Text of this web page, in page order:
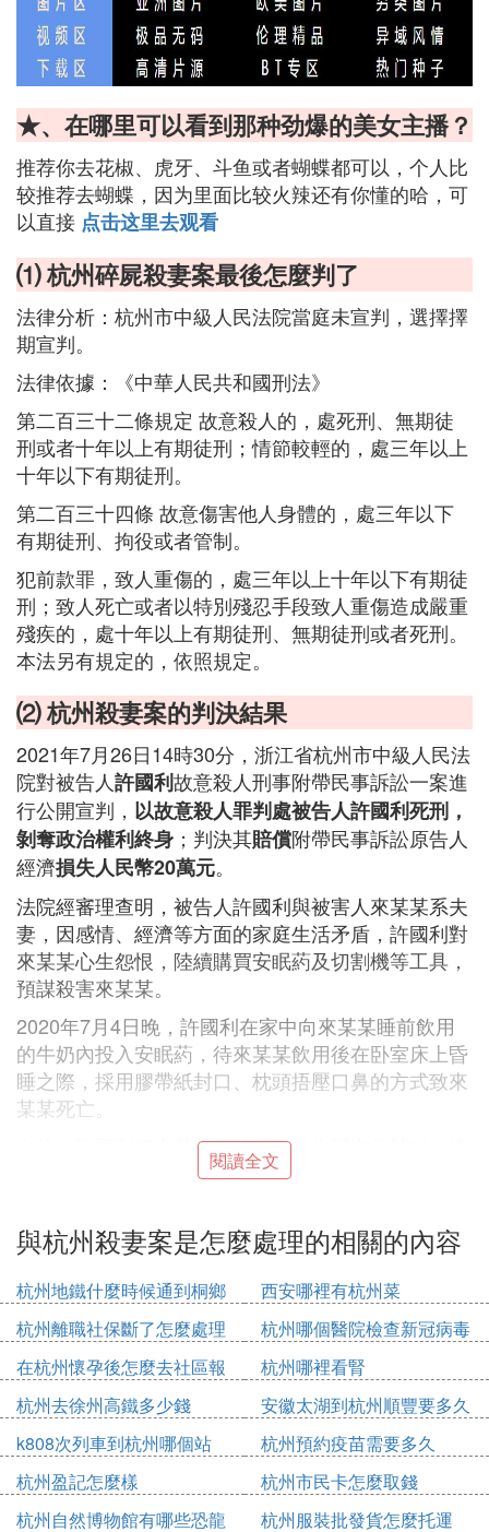
★、在哪里可以看到那种劲爆的美女主播？
推荐你去花椒、虎牙、斗鱼或者蝴蝶都可以，个人比
较推荐去蝴蝶，因为里面比较火辣还有你懂的哈，可
以直接 点击这里去观看
⑴ 杭州碎屍殺妻案最後怎麼判了
法律分析：杭州市中級人民法院當庭未宣判，選擇擇
期宣判。
法律依據：《中華人民共和國刑法》
第二百三十二條規定 故意殺人的，處死刑、無期徒
刑或者十年以上有期徒刑；情節較輕的，處三年以上
十年以下有期徒刑。
第二百三十四條 故意傷害他人身體的，處三年以下
有期徒刑、拘役或者管制。
犯前款罪，致人重傷的，處三年以上十年以下有期徒
刑；致人死亡或者以特別殘忍手段致人重傷造成嚴重
殘疾的，處十年以上有期徒刑、無期徒刑或者死刑。
本法另有規定的，依照規定。
⑵ 杭州殺妻案的判決結果
2021年7月26日14時30分，浙江省杭州市中級人民法
院對被告人許國利故意殺人刑事附帶民事訴訟一案進
行公開宣判， 以故意殺人罪判處被告人許國利死刑，
剝奪政治權利終身 ；判決其賠償附帶民事訴訟原告人
經濟損失人民幣20萬元。
法院經審理查明，被告人許國利與被害人來某某系夫
妻，因感情、經濟等方面的家庭生活矛盾，許國利對
來某某心生怨恨，陸續購買安眠葯及切割機等工具，
預謀殺害來某某。
2020年7月4日晚，許國利在家中向來某某睡前飲用
的牛奶內投入安眠葯，待來某某飲用後在卧室床上昏
睡之際，採用膠帶紙封口、枕頭捂壓口鼻的方式致來
某某死亡。
之後，許國利將來某某屍體搬至衛生間進行肢解，後
分散拋棄。作案後，被告人許國利編造虛假信息，對
機關篩查小區化糞池發現來某某的部分人體組織，於
次日將許國利抓獲歸案。
法院審理認為：
被告人許國利因婚姻家庭矛盾對妻子來某某心生怨
恨，有預謀地將來某某殺害，其行為已構成故意殺人
罪。該案事實清楚，證據確實、充分，公訴機關指控
的罪名成立。
許國利平時表現正常，表達清楚、邏輯清晰，有現實
的殺人動機，有計劃地實施犯罪行為，為逃避偵查在
作案後編造虛假信息，沒有任何患精神病的跡象。
閱讀全文
與杭州殺妻案是怎麼處理的相關的內容
杭州地鐵什麼時候通到桐鄉
西安哪裡有杭州菜
杭州離職社保斷了怎麼處理
杭州哪個醫院檢查新冠病毒
在杭州懷孕後怎麼去社區報
備
杭州哪裡看腎
杭州去徐州高鐵多少錢
安徽太湖到杭州順豐要多久
k808次列車到杭州哪個站
杭州預約疫苗需要多久
杭州盈記怎麼樣
杭州市民卡怎麼取錢
杭州自然博物館有哪些恐龍
杭州服裝批發貨怎麼托運